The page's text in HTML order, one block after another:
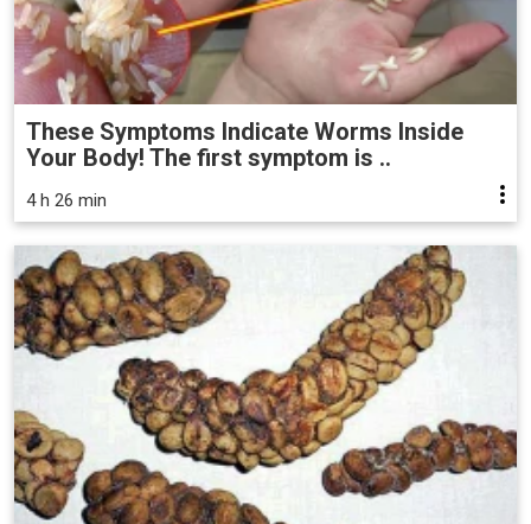
These Symptoms Indicate Worms Inside
Your Body! The first symptom is ..
4 h 26 min